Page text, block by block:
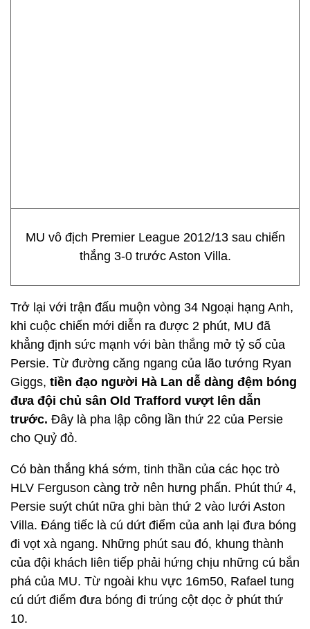
MU vô địch Premier League 2012/13 sau chiến
thắng 3-0 trước Aston Villa.
Trở lại với trận đấu muộn vòng 34 Ngoại hạng Anh,
khi cuộc chiến mới diễn ra được 2 phút, MU đã
khẳng định sức mạnh với bàn thắng mở tỷ số của
Persie. Từ đường căng ngang của lão tướng Ryan
Giggs, tiền đạo người Hà Lan dễ dàng đệm bóng
đưa đội chủ sân Old Trafford vượt lên dẫn
trước. Đây là pha lập công lần thứ 22 của Persie
cho Quỷ đỏ.
Có bàn thắng khá sớm, tinh thần của các học trò
HLV Ferguson càng trở nên hưng phấn. Phút thứ 4,
Persie suýt chút nữa ghi bàn thứ 2 vào lưới Aston
Villa. Đáng tiếc là cú dứt điểm của anh lại đưa bóng
đi vọt xà ngang. Những phút sau đó, khung thành
của đội khách liên tiếp phải hứng chịu những cú bắn
phá của MU. Từ ngoài khu vực 16m50, Rafael tung
cú dứt điểm đưa bóng đi trúng cột dọc ở phút thứ
10.